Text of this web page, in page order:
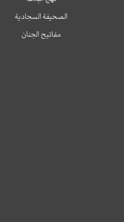
الصحيفة السجادية
مفاتيح الجنان